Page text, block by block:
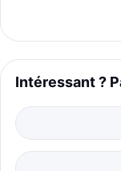
Intéressant ?